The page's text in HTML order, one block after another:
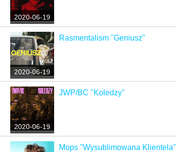
2020-06-19
2020-06-19
Rasmentalism "Geniusz"
2020-06-19
JWP/BC "Koledzy"
Mops "Wysublimowana Klientela"